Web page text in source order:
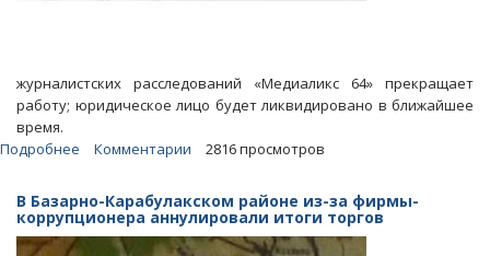
журналистских расследований «Медиаликс 64» прекращает
работу; юридическое лицо будет ликвидировано в ближайшее
время.
Подробнее
журналистских
расследований
«Медиаликс
Комментарии 2816 просмотров
В Базарно-Карабулакском районе из-за фирмы-
коррупционера аннулировали итоги торгов